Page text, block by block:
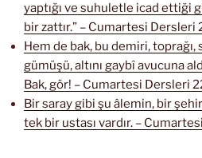
yaptığı ve suhuletle icad ettiği
bir zattır.” – Cumartesi Dersleri
Hem de bak, bu demiri, toprağı,
gümüşü, altını gaybî avucuna
Bak, gör! – Cumartesi Dersleri
Bir saray gibi şu âlemin, bir
tek bir ustası vardır. –